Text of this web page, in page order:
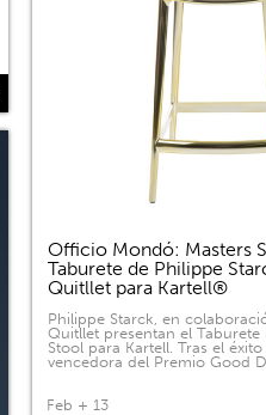
Officio Mondó: Masters
Taburete de Philippe
Quitllet para Kartell®
Philippe Starck, en
Quitllet presentan el Taburete
Stool para Kartell. Tras el
vencedora del Premio Good
Feb + 13